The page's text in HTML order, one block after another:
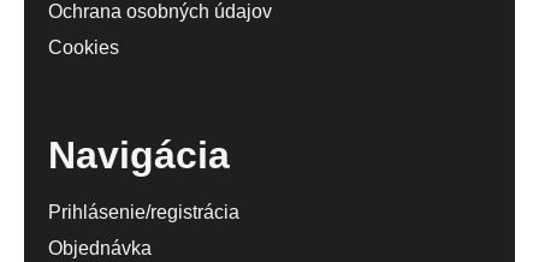
Ochrana osobných údajov
Cookies
Navigácia
Prihlásenie/registrácia
Objednávka